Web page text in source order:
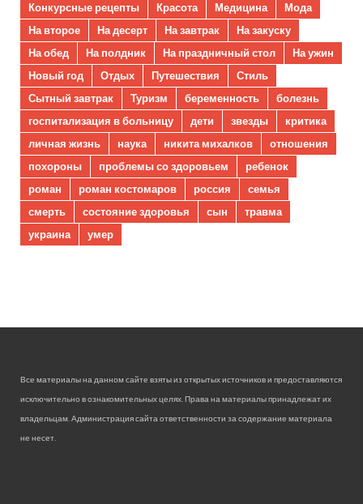
Конкурсные рецепты
Красота Медицина
Мода
На второе
На десерт На завтрак
На закуску
На обед
На полдник На праздничный стол
На ужин
Новый год
Отдых Путешествия
Стиль
Сытный завтрак
Туризм беременность
болезнь
госпитализация в больницу
дети звезды
критика
личная жизнь
наука никита михалков
отношения
похороны
проблемы со здоровьем
ребенок
роман
роман костомаров россия
семья
смерть
состояние здоровья сын
травма
украина
умер
Все материалы на данном сайте взяты из открытых источников и предоставляются
исключительно в ознакомительных целях. Права на материалы принадлежат их
владельцам. Администрация сайта ответственности за содержание материала
не несет.